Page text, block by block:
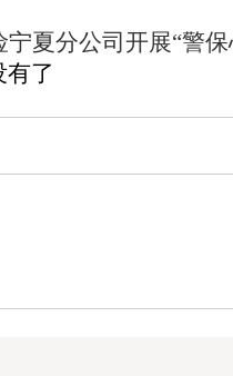
宁夏分公司开展“警
有了